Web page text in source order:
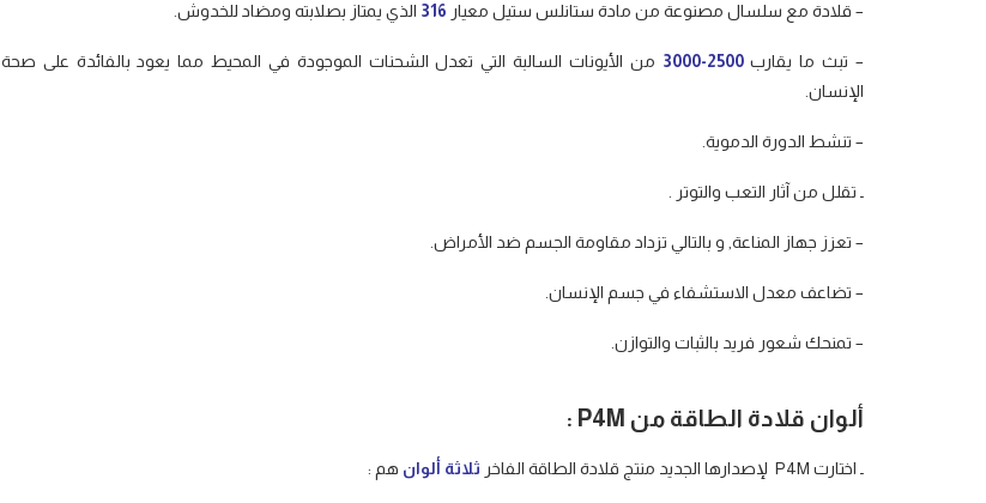
– قلادة مع سلسال مصنوعة من مادة ستانلس ستيل معيار 316 الذي يمتاز بصلابته ومضاد للخدوش.
– تبث ما يقارب2500-3000
من الأيونات السالبة التي تعدل الشحنات الموجودة في المحيط مما يعود بالفائدة على صحة
الإنسان.
– تنشط الدورة الدموية.
ـ تقلل من آثار التعب والتوتر .
– تعزز جهاز المناعة, و بالتالي تزداد مقاومة الجسم ضد الأمراض.
– تضاعف معدل الاستشفاء في جسم الإنسان.
– تمنحك شعور فريد بالثبات والتوازن.
ألوان قلادة الطاقة من P4M
:
ـ اختارت P4M لإصدارها الجديد منتج قلادة الطاقة الفاخر ثلاثة ألوان هم :